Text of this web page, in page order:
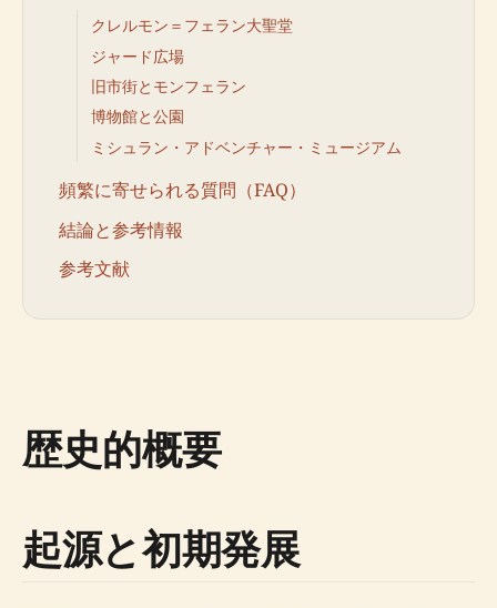
クレルモン＝フェラン大聖堂
ジャード広場
旧市街とモンフェラン
博物館と公園
ミシュラン・アドベンチャー・ミュージアム
頻繁に寄せられる質問（FAQ）
結論と参考情報
参考文献
歴史的概要
起源と初期発展